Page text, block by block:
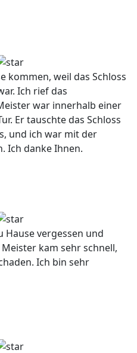
kommen, weil das Schloss
Ich rief das
war innerhalb einer
Er tauschte das Schloss
und ich war mit der
Ich danke Ihnen.
Hause vergessen und
kam sehr schnell,
Ich bin sehr